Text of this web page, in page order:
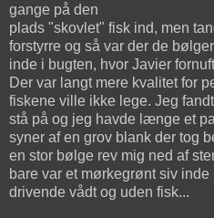
gange på den
plads "skovlet" fisk ind, men
forstyrre og så var der de
inde i bugten, hvor Javier
Der var langt mere kvalitet for
fiskene ville ikke lege. Jeg
stå på og jeg havde længe et
syner af en grov blank der tog
en stor bølge rev mig ned af
bare var et mørkegrønt siv
drivende vådt og uden fisk...